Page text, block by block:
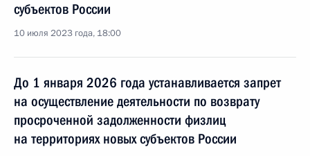
субъектов России
10 июля 2023 года, 18:00
До 1 января 2026 года устанавливается запрет
на осуществление деятельности по возврату
просроченной задолженности физлиц
на территориях новых субъектов России